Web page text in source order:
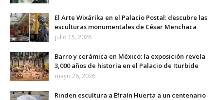
El Arte Wixárika en el Palacio Postal: descubre las
esculturas monumentales de César Menchaca
julio 15, 2026
Barro y cerámica en México: la exposición revela
3,000 años de historia en el Palacio de Iturbide
mayo 26, 2026
Rinden escultura a Efraín Huerta a un centenario